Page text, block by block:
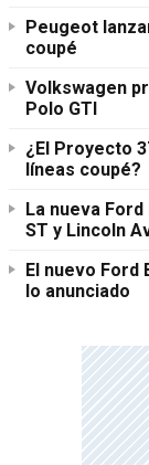
Peugeot
coupé
Volkswagen
Polo GTI
¿El Proyecto
líneas coupé?
La nueva
ST y Lincoln
El nuevo
lo anunciado